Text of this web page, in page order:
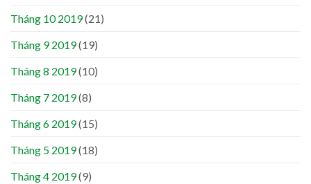
Tháng 10 2019(21)
Tháng 9 2019(19)
Tháng 8 2019(10)
Tháng 7 2019(8)
Tháng 6 2019(15)
Tháng 5 2019(18)
Tháng 4 2019(9)